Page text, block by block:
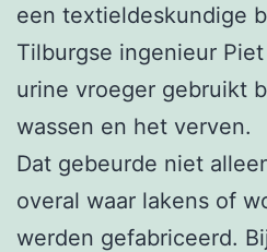
een textieldeskundige
Tilburgse ingenieur
urine vroeger gebruikt
wassen en het verven.
Dat gebeurde niet
overal waar lakens of
werden gefabriceerd.